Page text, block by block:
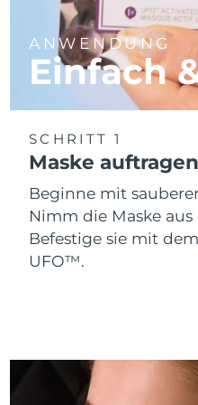
ANWENDUNG
Einfach
SCHRITT 1
Maske auftragen
Beginne mit
Nimm die Maske
Befestige sie mit
UFO™.
Monaco
Niederlande
Norwegen
Oman
Portugal